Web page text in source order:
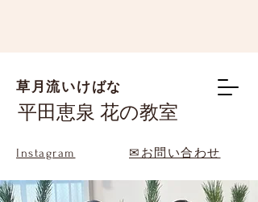
草月流いけばな
平田恵泉 花の教室
Instagram ✉お問い合わせ